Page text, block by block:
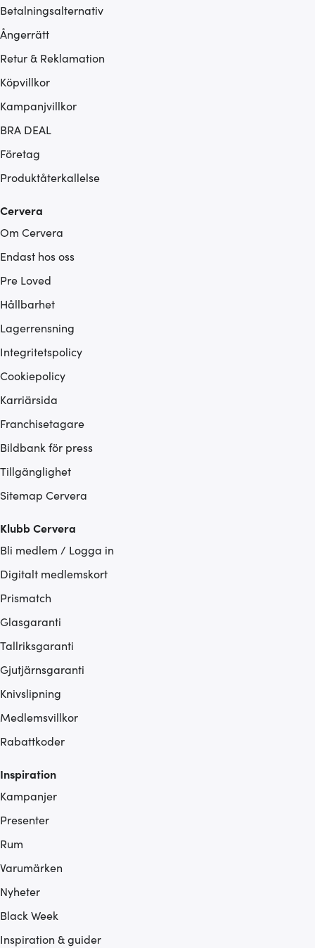
Betalningsalternativ
Ångerrätt
Retur & Reklamation
Köpvillkor
Kampanjvillkor
BRA DEAL
Företag
Produktåterkallelse
Cervera
Om Cervera
Endast hos oss
Pre Loved
Hållbarhet
Lagerrensning
Integritetspolicy
Cookiepolicy
Karriärsida
Franchisetagare
Bildbank för press
Tillgänglighet
Sitemap Cervera
Klubb Cervera
Bli medlem / Logga in
Digitalt medlemskort
Prismatch
Glasgaranti
Tallriksgaranti
Gjutjärnsgaranti
Knivslipning
Medlemsvillkor
Rabattkoder
Inspiration
Kampanjer
Presenter
Rum
Varumärken
Nyheter
Black Week
Inspiration & guider